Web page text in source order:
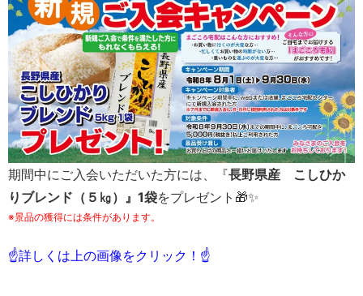
期間中にご入会いただいた方には、『長野県産 こしひか
りブレンド（５㎏）』1袋をプレゼント🎁✨
※景品の獲得には条件があります。
☝詳しくは上の画像をクリック！☝